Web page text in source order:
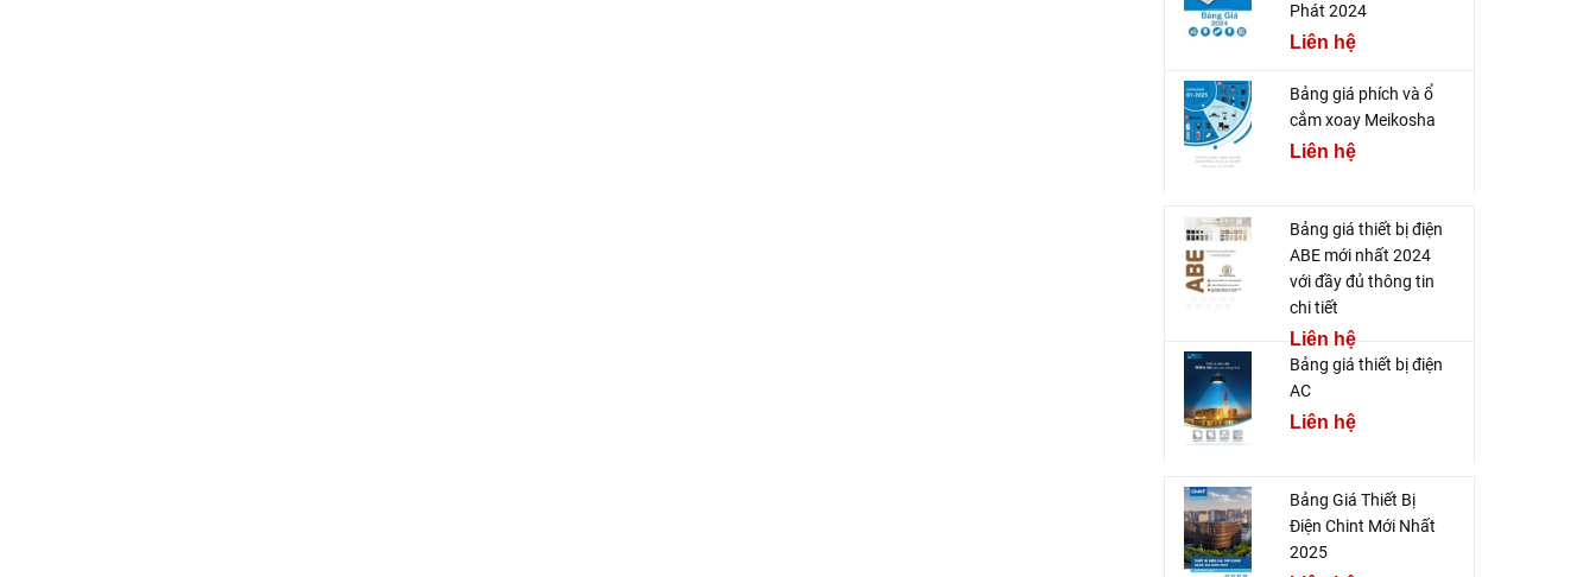
Phát 2024
Liên hệ
Bảng giá phích và ổ
cắm xoay Meikosha
Liên hệ
Bảng giá thiết bị điện
ABE mới nhất 2024
với đầy đủ thông tin
chi tiết
Liên hệ
Bảng giá thiết bị điện
AC
Liên hệ
Bảng Giá Thiết Bị
Điện Chint Mới Nhất
2025